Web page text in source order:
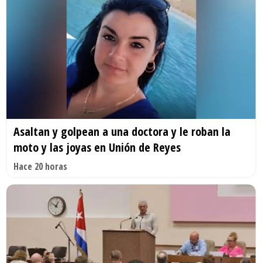
Asaltan y golpean a una doctora y le roban la
moto y las joyas en Unión de Reyes
Hace 20 horas